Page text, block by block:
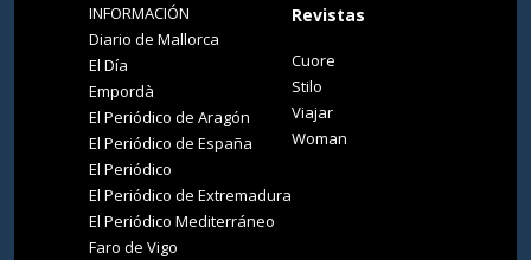
INFORMACIÓN
Diario de Mallorca
El Día
Empordà
El Periódico de Aragón
El Periódico de España
El Periódico
El Periódico de Extremadura
El Periódico Mediterráneo
Faro de Vigo
Revistas
Cuore
Stilo
Viajar
Woman